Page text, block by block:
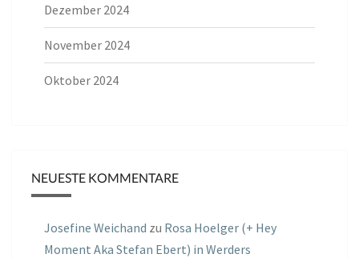
Dezember 2024
November 2024
Oktober 2024
NEUESTE KOMMENTARE
Josefine Weichand zu Rosa Hoelger (+ Hey
Moment Aka Stefan Ebert) in Werders